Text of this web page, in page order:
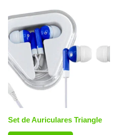
Set de Auriculares Triangle